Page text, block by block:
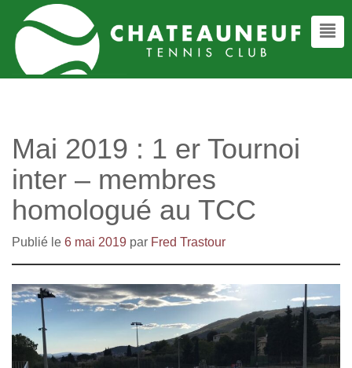
Mai 2019 : 1 er Tournoi
inter – membres
homologué au TCC
Publié le 6 mai 2019 par Fred Trastour